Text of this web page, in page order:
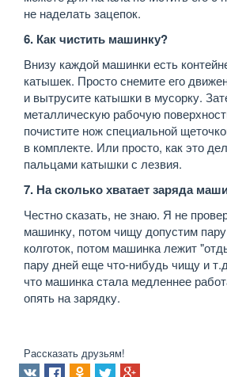
не наделать зацепок.
6. Как чистить машинку?
Внизу каждой машинки есть
катышек. Просто снемите его
и вытрусите катышки в мусорку.
металлическую рабочую
почистите нож специальной
в комплекте. Или просто, как это
пальцами катышки с лезвия.
7. На сколько хватает заряда
Честно сказать, не знаю. Я не
машинку, потом чищу допустим пару
колготок, потом машинка лежит
пару дней еще что-нибудь чищу и
что машинка стала медленнее
опять на зарядку.
Рассказать друзьям!